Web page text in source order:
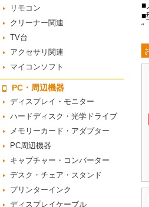
リモコン
クリーナー関連
TV台
アクセサリ関連
マイコンソフト
PC・周辺機器
ディスプレイ・モニター
ハードディスク・光学ドライブ
メモリーカード・アダプター
PC周辺機器
キャプチャー・コンバーター
デスク・チェア・スタンド
プリンターインク
ディスプレイケーブル
■
■
“